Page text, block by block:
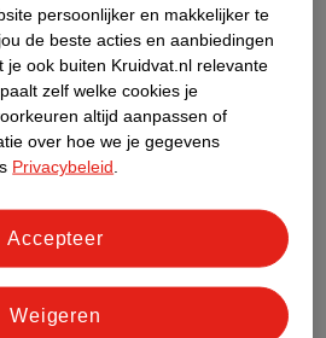
persoonlijker en makkelijker te
de beste acties en aanbiedingen
je ook buiten Kruidvat.nl relevante
zelf welke cookies je
altijd aanpassen of
over hoe we je gegevens
Privacybeleid
Weigeren
Accepteer